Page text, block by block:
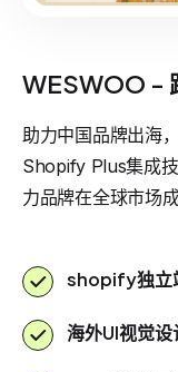
WESWOO -
助力中国品牌出海
Shopify Plus集成
力品牌在全球市场
shopify独立
海外UI视觉设